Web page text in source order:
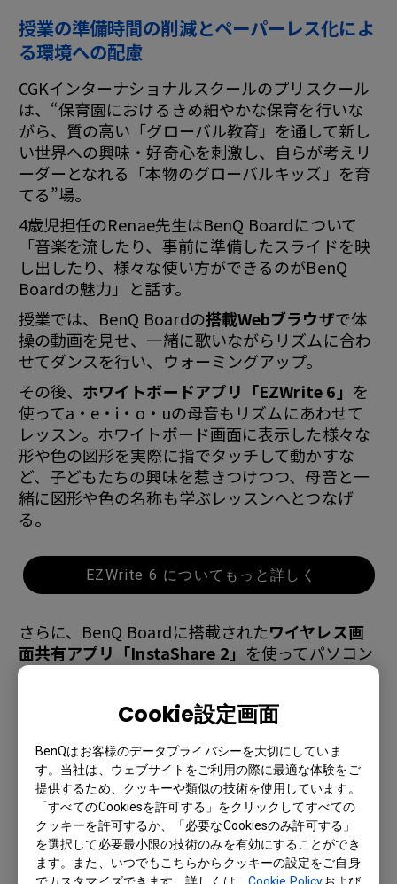
Cookie設定画面
BenQはお客様のデータプライバシーを大切にしていま
す。当社は、ウェブサイトをご利用の際に最適な体験をご
提供するため、クッキーや類似の技術を使用しています。
「すべてのCookiesを許可する」をクリックしてすべての
クッキーを許可するか、「必要なCookiesのみ許可する」
を選択して必要最小限の技術のみを有効にすることができ
ます。また、いつでもこちらからクッキーの設定をご自身
でカスタマイズできます。詳しくは、 Cookie Policyおよび
授業の準備時間の削減とペーパーレス化によ
る環境への配慮
CGKインターナショナルスクールのプリスクール
は、“保育園におけるきめ細やかな保育を行いな
がら、質の高い「グローバル教育」を通して新し
い世界への興味・好奇心を刺激し、自らが考えリ
ーダーとなれる「本物のグローバルキッズ」を育
てる”場。
4歳児担任のRenae先生はBenQ Boardについて
「音楽を流したり、事前に準備したスライドを映
し出したり、様々な使い方ができるのがBenQ
Boardの魅力」と話す。
授業では、BenQ Boardの搭載Webブラウザで体
操の動画を見せ、一緒に歌いながらリズムに合わ
せてダンスを行い、ウォーミングアップ。
その後、 ホワイトボードアプリ「EZWrite 6」 を
使ってa・e・i・o・uの母音もリズムにあわせて
レッスン。ホワイトボード画面に表示した様々な
形や色の図形を実際に指でタッチして動かすな
ど、子どもたちの興味を惹きつけつつ、母音と一
緒に図形や色の名称も学ぶレッスンへとつなげ
る。
EZWrite 6 についてもっと詳しく
さらに、BenQ Boardに搭載されたワイヤレス画
面共有アプリ「InstaShare 2」 を使ってパソコン
の画面をワイヤレスでミラーリング。PC上の
「VAN」や「VET」などの写真をBenQ Board画面
ィングツール」を使って子どもたちにBenQ
Boardの大画面スクリーンに直接スペルを書かせ
るレッスンを行う。子どもたちはみんなの前でス
ペルを書きたく、元気よく挙手をしてアピールし
ていた。